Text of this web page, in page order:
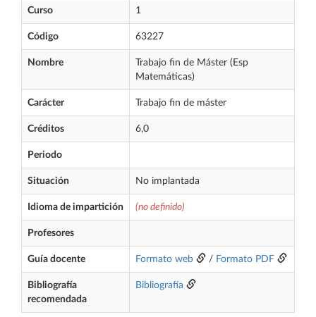
Curso 1
Código 63227
Nombre
Trabajo fin de Máster (Esp
Matemáticas)
Carácter Trabajo fin de máster
Créditos 6,0
Periodo
Situación No implantada
Idioma de impartición (no definido)
Profesores
Guía docente Formato web / Formato PDF
Bibliografía
recomendada
Bibliografía